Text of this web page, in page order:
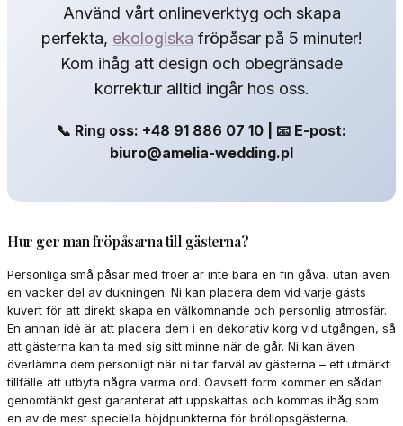
Använd vårt onlineverktyg och skapa
perfekta, ekologiska fröpåsar på 5 minuter!
Kom ihåg att design och obegränsade
korrektur alltid ingår hos oss.
📞 Ring oss: +48 91 886 07 10 | 📧 E-post:
biuro@amelia-wedding.pl
Hur ger man fröpåsarna till gästerna?
Personliga små påsar med fröer är inte bara en fin gåva, utan även
en vacker del av dukningen. Ni kan placera dem vid varje gästs
kuvert för att direkt skapa en välkomnande och personlig atmosfär.
En annan idé är att placera dem i en dekorativ korg vid utgången, så
att gästerna kan ta med sig sitt minne när de går. Ni kan även
överlämna dem personligt när ni tar farväl av gästerna – ett utmärkt
tillfälle att utbyta några varma ord. Oavsett form kommer en sådan
genomtänkt gest garanterat att uppskattas och kommas ihåg som
en av de mest speciella höjdpunkterna för bröllopsgästerna.